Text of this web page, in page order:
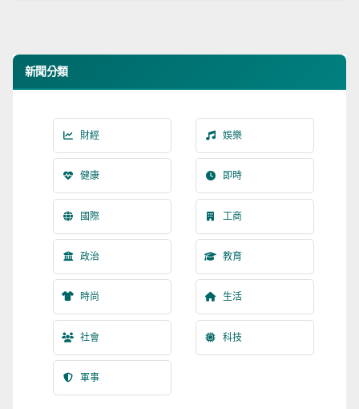
新聞分類
財經 娛樂
健康 即時
國際 工商
政治 教育
時尚 生活
社會 科技
軍事